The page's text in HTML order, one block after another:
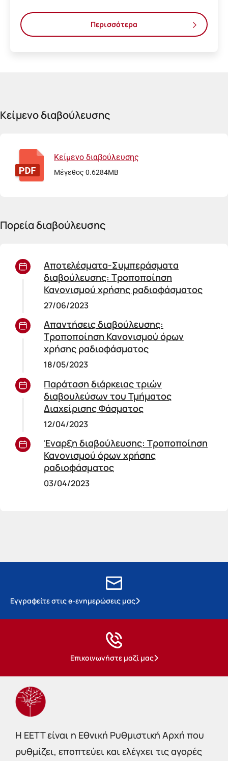
Περισσότερα
Κείμενο διαβούλευσης
Κείμενο διαβούλευσης
Μέγεθος 0.6284MB
Πορεία διαβούλευσης
Αποτελέσματα-Συμπεράσματα
διαβούλευσης: Τροποποίηση
Κανονισμού χρήσης ραδιοφάσματος
27/06/2023
Απαντήσεις διαβούλευσης:
Τροποποίηση Κανονισμού όρων
χρήσης ραδιοφάσματος
18/05/2023
Παράταση διάρκειας τριών
διαβουλεύσων του Τμήματος
Διαχείρισης Φάσματος
12/04/2023
Έναρξη διαβούλευσης: Τροποποίηση
Κανονισμού όρων χρήσης
ραδιοφάσματος
03/04/2023
Εγγραφείτε στις e-ενημερώσεις μας
Επικοινωνήστε μαζί μας
Η EETT είναι η Εθνική Ρυθμιστική Αρχή που
ρυθμίζει, εποπτεύει και ελέγχει τις αγορές